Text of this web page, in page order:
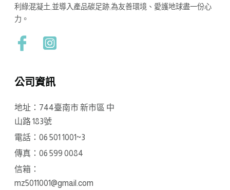
利綠混凝土,並導入產品碳足跡,為友善環境、愛護地球盡一份心
力。
公司資訊
地址：744臺南市 新市區 中
山路 183號
電話：06 501 1001~3
傳真：06 599 0084
信箱：
mz5011001@gmail.com